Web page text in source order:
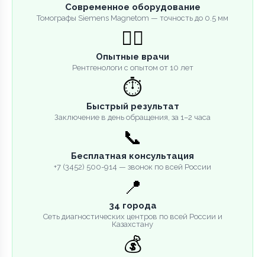
Современное оборудование
Томографы Siemens Magnetom — точность до 0.5 мм
👨‍⚕️
Опытные врачи
Рентгенологи с опытом от 10 лет
⏱️
Быстрый результат
Заключение в день обращения, за 1–2 часа
📞
Бесплатная консультация
+7 (3452) 500-914 — звонок по всей России
📍
34 города
Сеть диагностических центров по всей России и
Казахстану
💰